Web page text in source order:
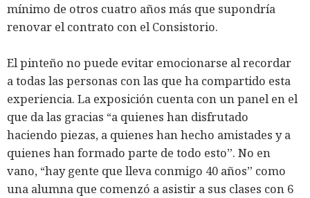
mínimo de otros cuatro años más que supondría
renovar el contrato con el Consistorio.
El pinteño no puede evitar emocionarse al recordar
a todas las personas con las que ha compartido esta
experiencia. La exposición cuenta con un panel en el
que da las gracias “a quienes han disfrutado
haciendo piezas, a quienes han hecho amistades y a
quienes han formado parte de todo esto”. No en
vano, “hay gente que lleva conmigo 40 años” como
una alumna que comenzó a asistir a sus clases con 6